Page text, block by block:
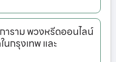
ราม พวงหรีดออนไลน์
กรุงเทพ และ